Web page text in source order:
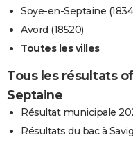
Soye-en-Septaine
Avord (18520)
Toutes les villes
Tous les résultats
Septaine
Résultat municipale
Résultats du bac à